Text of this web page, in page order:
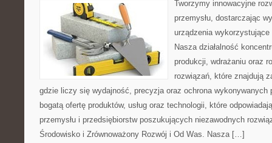
Tworzymy innowacyjne
przemysłu, dostarczając
urządzenia
Nasza działalność
produkcji, wdrażaniu oraz
rozwiązań, które znajdują
gdzie liczy się wydajność, precyzja oraz ochrona wykonywanych
bogatą ofertę produktów, usług oraz technologii, które
przemysłu i przedsiębiorstw poszukujących niezawodnych
Środowisko i Zrównoważony Rozwój i Od Was. Nasza […]